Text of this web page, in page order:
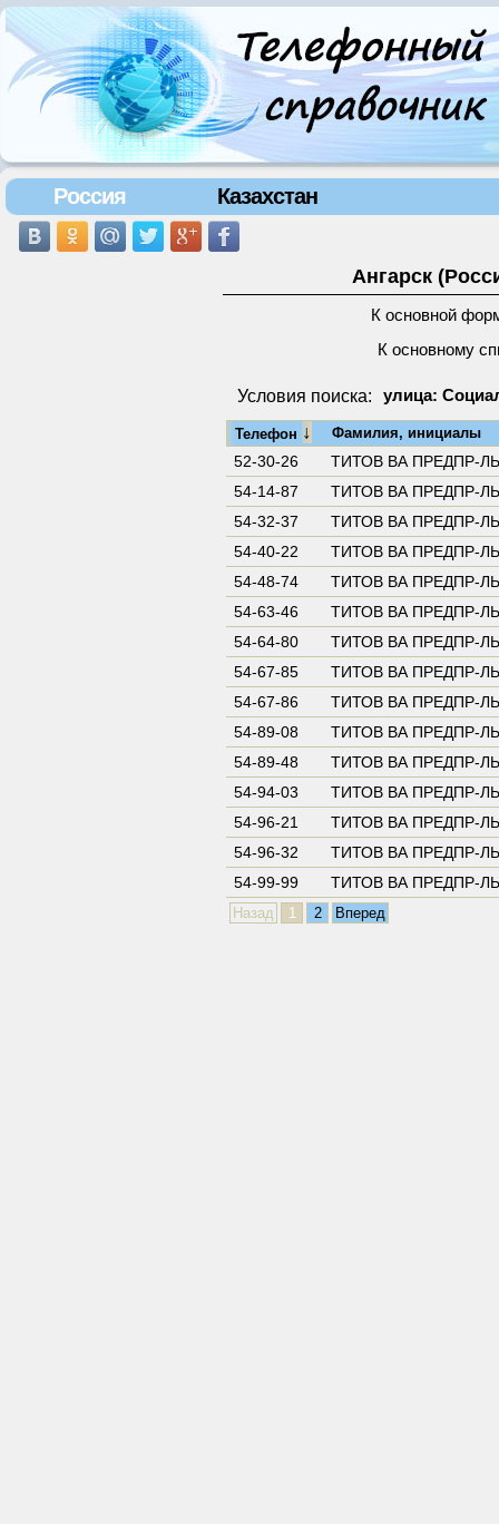
Россия Казахстан
Ангарск
К основной
К основному
Условия поиска: улица:
Телефон ↓ Фамилия, инициалы
52-30-26
ТИТОВ ВА ПРЕДПР-ЛЬ
54-14-87
ТИТОВ ВА ПРЕДПР-ЛЬ
54-32-37
ТИТОВ ВА ПРЕДПР-ЛЬ
54-40-22
ТИТОВ ВА ПРЕДПР-ЛЬ
54-48-74
ТИТОВ ВА ПРЕДПР-ЛЬ
54-63-46
ТИТОВ ВА ПРЕДПР-ЛЬ
54-64-80
ТИТОВ ВА ПРЕДПР-ЛЬ
54-67-85
ТИТОВ ВА ПРЕДПР-ЛЬ
54-67-86
ТИТОВ ВА ПРЕДПР-ЛЬ
54-89-08
ТИТОВ ВА ПРЕДПР-ЛЬ
54-89-48
ТИТОВ ВА ПРЕДПР-ЛЬ
54-94-03
ТИТОВ ВА ПРЕДПР-ЛЬ
54-96-21
ТИТОВ ВА ПРЕДПР-ЛЬ
54-96-32
ТИТОВ ВА ПРЕДПР-ЛЬ
54-99-99
ТИТОВ ВА ПРЕДПР-ЛЬ
Назад 1 2 Вперед